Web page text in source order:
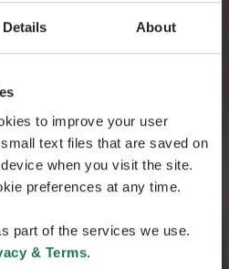
Details About
to improve your user
text files that are saved on
when you visit the site.
preferences at any time.
part of the services we use.
& Terms.